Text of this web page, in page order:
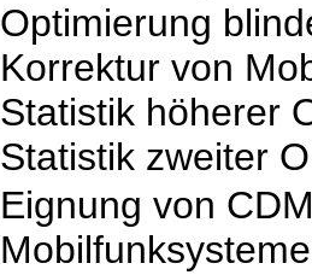
Optimierung
Korrektur von
Statistik höherer
Statistik zweiter
Eignung von
Mobilfunksysteme